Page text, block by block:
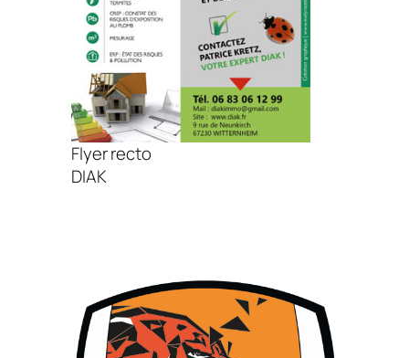
Flyer recto
DIAK